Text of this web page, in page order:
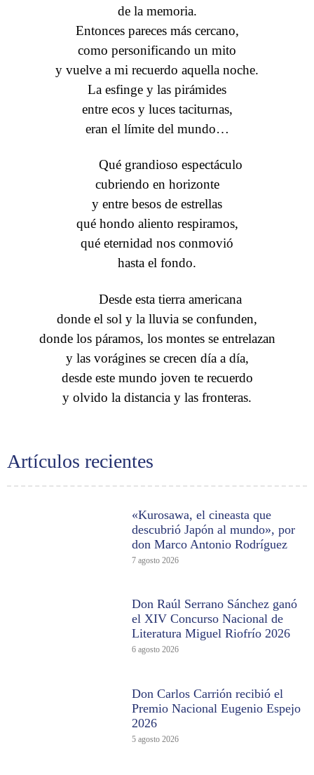
Artículos recientes
«Kurosawa, el cineasta que
descubrió Japón al mundo», por
don Marco Antonio Rodríguez
7 agosto 2026
Don Raúl Serrano Sánchez ganó
el XIV Concurso Nacional de
Literatura Miguel Riofrío 2026
6 agosto 2026
Don Carlos Carrión recibió el
Premio Nacional Eugenio Espejo
2026
5 agosto 2026
de la memoria.
Entonces pareces más cercano,
como personificando un mito
y vuelve a mi recuerdo aquella noche.
La esfinge y las pirámides
entre ecos y luces taciturnas,
eran el límite del mundo…
Qué grandioso espectáculo
cubriendo en horizonte
y entre besos de estrellas
qué hondo aliento respiramos,
qué eternidad nos conmovió
hasta el fondo.
Desde esta tierra americana
donde el sol y la lluvia se confunden,
donde los páramos, los montes se entrelazan
y las vorágines se crecen día a día,
desde este mundo joven te recuerdo
y olvido la distancia y las fronteras.